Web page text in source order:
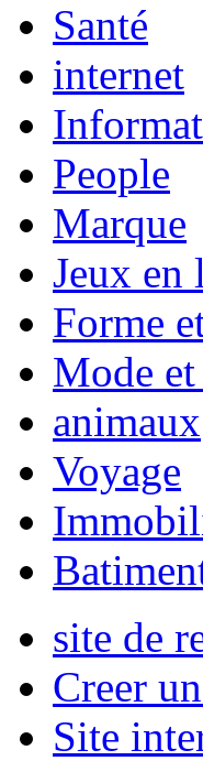
Santé
internet
People
Marque
Jeux en
Forme
Mode et
animaux
Voyage
site de
Creer
Site